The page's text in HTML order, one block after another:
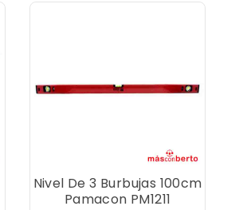
Nivel De 3 Burbujas 100cm
Pamacon PM1211